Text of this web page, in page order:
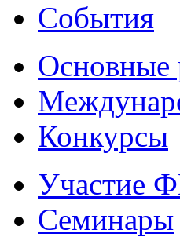
События
Основные
Конкурсы
Участие
Семинары